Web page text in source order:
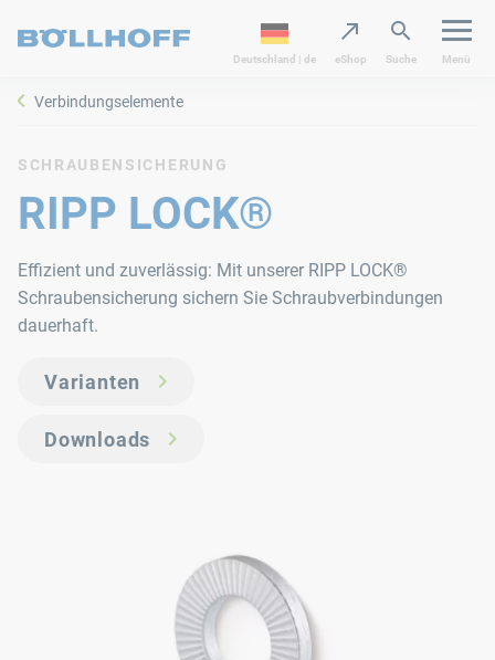
Deutschland | de eShop Suche Menü
Verbindungselemente
SCHRAUBENSICHERUNG
RIPP LOCK®
Effizient und zuverlässig: Mit unserer RIPP LOCK®
Schraubensicherung sichern Sie Schraubverbindungen
Varianten
Downloads